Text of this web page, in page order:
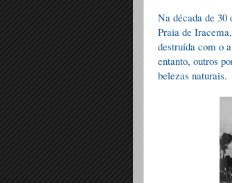
Na década de 30
Praia de
destruída com o
entanto, outros
belezas naturais.